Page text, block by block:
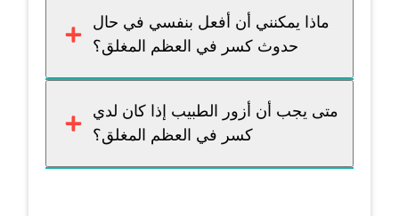
ماذا يمكنني أن أفعل بنفسي في حال
حدوث كسر في العظم المغلق؟
متى يجب أن أزور الطبيب إذا كان لدي
كسر في العظم المغلق؟